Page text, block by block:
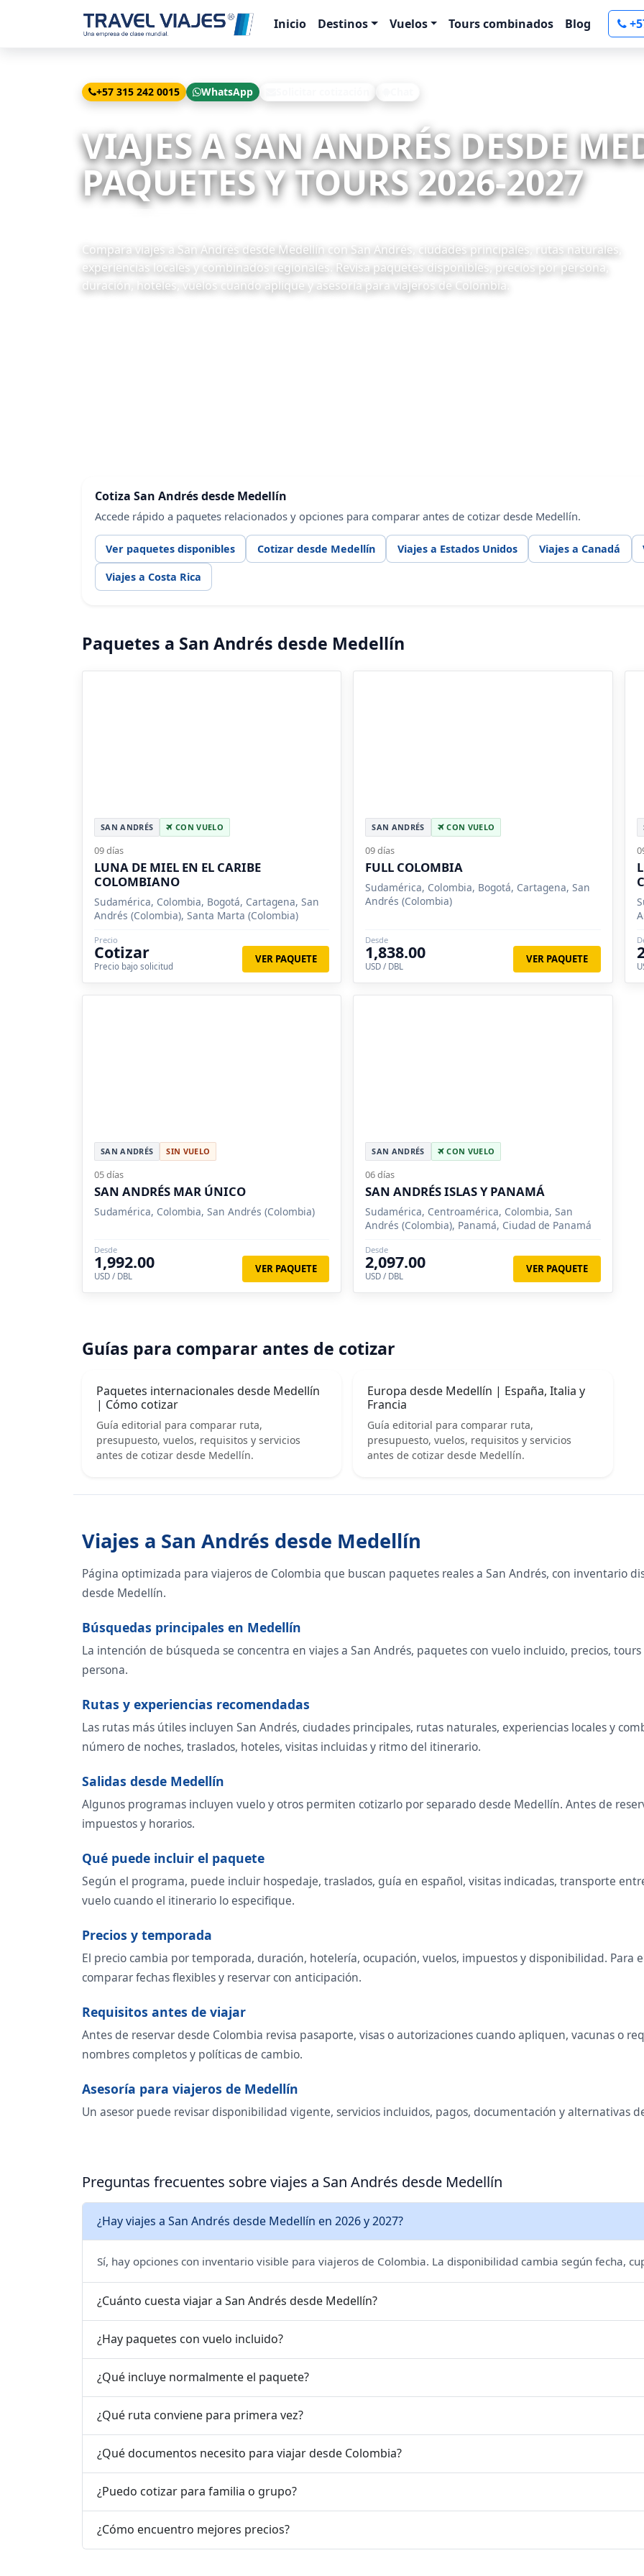
Inicio Destinos Vuelos Tours combinados Blog
+57 315 242 0015 WhatsApp
VIAJES A SAN ANDRÉS DESDE
PAQUETES Y TOURS 2026-2027
Compara viajes a San Andrés desde Medellín con San Andrés, ciudades principales, rutas naturales,
experiencias locales y combinados regionales. Revisa paquetes disponibles, precios por persona,
duración, hoteles, vuelos cuando aplique y asesoría para viajeros de Colombia.
Cotiza San Andrés desde Medellín
Accede rápido a paquetes relacionados y opciones para comparar antes de cotizar desde Medellín.
Ver paquetes disponibles Cotizar desde Medellín Viajes a Estados Unidos Viajes a Canadá
Viajes a Costa Rica
Paquetes a San Andrés desde Medellín
SAN ANDRÉS CON VUELO
09 días
LUNA DE MIEL EN EL CARIBE
COLOMBIANO
Sudamérica, Colombia, Bogotá, Cartagena, San
Andrés (Colombia), Santa Marta (Colombia)
Precio
Cotizar
Precio bajo solicitud
VER PAQUETE
SAN ANDRÉS CON VUELO
09 días
FULL COLOMBIA
Sudamérica, Colombia, Bogotá, Cartagena, San
Andrés (Colombia)
Desde
1,838.00
USD / DBL
VER PAQUETE
SAN ANDRÉS SIN VUELO
05 días
SAN ANDRÉS MAR ÚNICO
Sudamérica, Colombia, San Andrés (Colombia)
Desde
1,992.00
USD / DBL
VER PAQUETE
SAN ANDRÉS CON VUELO
06 días
SAN ANDRÉS ISLAS Y PANAMÁ
Sudamérica, Centroamérica, Colombia, San
Andrés (Colombia), Panamá, Ciudad de Panamá
Desde
2,097.00
USD / DBL
VER PAQUETE
Guías para comparar antes de cotizar
Paquetes internacionales desde Medellín
| Cómo cotizar
Guía editorial para comparar ruta,
presupuesto, vuelos, requisitos y servicios
antes de cotizar desde Medellín.
Europa desde Medellín | España, Italia y
Francia
Guía editorial para comparar ruta,
presupuesto, vuelos, requisitos y servicios
antes de cotizar desde Medellín.
Viajes a San Andrés desde Medellín
Página optimizada para viajeros de Colombia que buscan paquetes reales a San Andrés, con inventario
desde Medellín.
Búsquedas principales en Medellín
La intención de búsqueda se concentra en viajes a San Andrés, paquetes con vuelo incluido, precios,
persona.
Rutas y experiencias recomendadas
Las rutas más útiles incluyen San Andrés, ciudades principales, rutas naturales, experiencias locales y
número de noches, traslados, hoteles, visitas incluidas y ritmo del itinerario.
Salidas desde Medellín
Algunos programas incluyen vuelo y otros permiten cotizarlo por separado desde Medellín. Antes de
impuestos y horarios.
Qué puede incluir el paquete
Según el programa, puede incluir hospedaje, traslados, guía en español, visitas indicadas, transporte
vuelo cuando el itinerario lo especifique.
Precios y temporada
El precio cambia por temporada, duración, hotelería, ocupación, vuelos, impuestos y disponibilidad. Para
comparar fechas flexibles y reservar con anticipación.
Requisitos antes de viajar
Antes de reservar desde Colombia revisa pasaporte, visas o autorizaciones cuando apliquen, vacunas o
nombres completos y políticas de cambio.
Asesoría para viajeros de Medellín
Un asesor puede revisar disponibilidad vigente, servicios incluidos, pagos, documentación y alternativas
Preguntas frecuentes sobre viajes a San Andrés desde Medellín
¿Hay viajes a San Andrés desde Medellín en 2026 y 2027?
Sí, hay opciones con inventario visible para viajeros de Colombia. La disponibilidad cambia según fecha,
¿Cuánto cuesta viajar a San Andrés desde Medellín?
¿Hay paquetes con vuelo incluido?
¿Qué incluye normalmente el paquete?
¿Qué ruta conviene para primera vez?
¿Qué documentos necesito para viajar desde Colombia?
¿Puedo cotizar para familia o grupo?
¿Cómo encuentro mejores precios?